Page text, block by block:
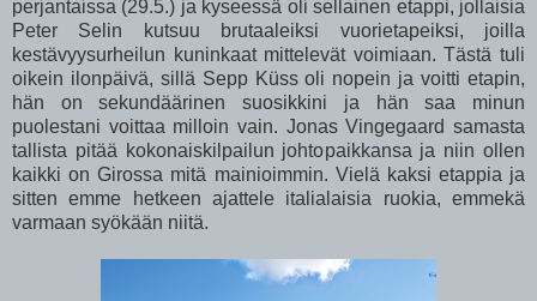
perjantaissa (29.5.) ja kyseessä oli sellainen etappi, jollaisia
Peter Selin kutsuu brutaaleiksi vuorietapeiksi, joilla
kestävyysurheilun kuninkaat mittelevät voimiaan. Tästä tuli
oikein ilonpäivä, sillä Sepp Küss oli nopein ja voitti etapin,
hän on sekundäärinen suosikkini ja hän saa minun
puolestani voittaa milloin vain. Jonas Vingegaard samasta
tallista pitää kokonaiskilpailun johtopaikkansa ja niin ollen
kaikki on Girossa mitä mainioimmin. Vielä kaksi etappia ja
sitten emme hetkeen ajattele italialaisia ruokia, emmekä
varmaan syökään niitä.